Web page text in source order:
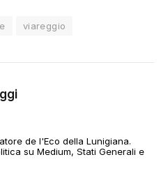
viareggio
de l'Eco della Lunigiana.
su Medium, Stati Generali e